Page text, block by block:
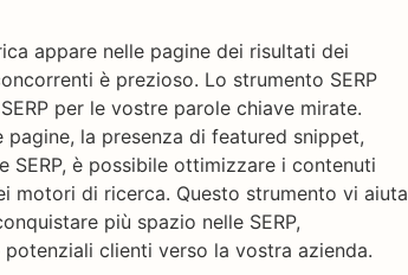
appare nelle pagine dei risultati dei
è prezioso. Lo strumento SERP
per le vostre parole chiave mirate.
la presenza di featured snippet,
è possibile ottimizzare i contenuti
motori di ricerca. Questo strumento vi aiuta
più spazio nelle SERP,
clienti verso la vostra azienda.